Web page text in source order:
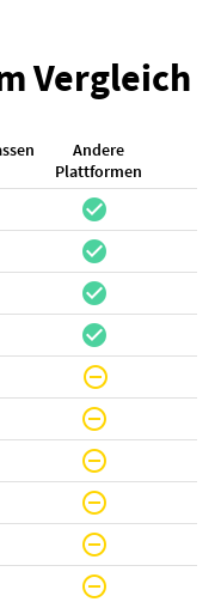
Vergleich
Andere
Plattformen
check_circle
check_circle
check_circle
check_circle
do_not_disturb_on
do_not_disturb_on
do_not_disturb_on
do_not_disturb_on
do_not_disturb_on
do_not_disturb_on